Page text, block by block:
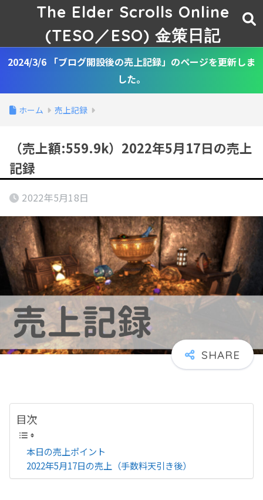
The Elder Scrolls Online
(TESO／ESO) 金策日記
2024/3/6 「ブログ開設後の売上記録」のページを更新しま
した。
ホーム 売上記録
（売上額:559.9k）2022年5月17日の売上
記録
2022年5月18日
目次
本日の売上ポイント
2022年5月17日の売上（手数料天引き後）